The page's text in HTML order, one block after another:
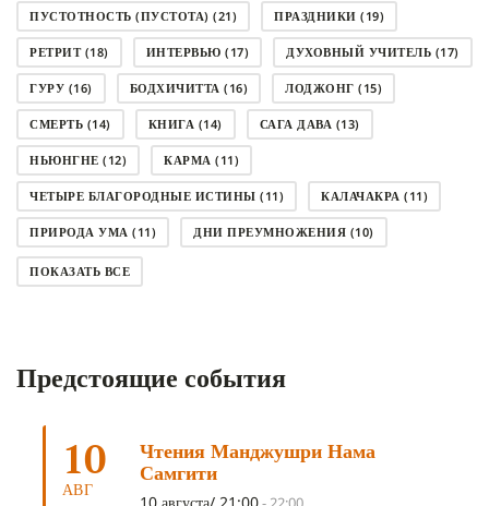
ПУСТОТНОСТЬ (ПУСТОТА) (21) ПРАЗДНИКИ (19)
РЕТРИТ(18) ИНТЕРВЬЮ (17) ДУХОВНЫЙ УЧИТЕЛЬ (17)
ГУРУ (16) БОДХИЧИТТА (16) ЛОДЖОНГ (15)
СМЕРТЬ (14) КНИГА (14) САГА ДАВА (13)
НЬЮНГНЕ (12) КАРМА (11)
ЧЕТЫРЕ БЛАГОРОДНЫЕ ИСТИНЫ (11) КАЛАЧАКРА (11)
ПРИРОДА УМА (11) ДНИ ПРЕУМНОЖЕНИЯ (10)
СОВЕТ(10)
АНАЛИТИЧЕСКАЯ МЕДИТАЦИЯ(7)
ТРИ ОСНОВЫ ПУТИ(5) ЛХАБАБ ДУЧЕН (5)
ОЧИСТИТЕЛЬНЫЕ ПРАКТИКИ
ПОКАЗАТЬ ВСЕ
Предстоящие события
10
АВГ
Чтения Манджушри Нама
Самгити
10 августа/ 21:00